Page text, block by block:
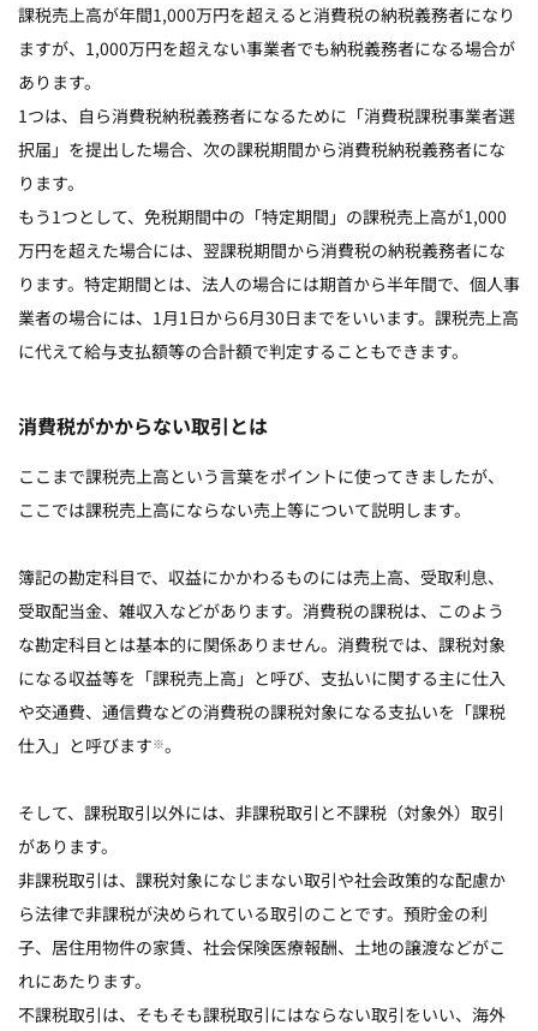
課税売上高が年間1,000万円を超えると消費税の納税義務者になり
ますが、1,000万円を超えない事業者でも納税義務者になる場合が
あります。
1つは、自ら消費税納税義務者になるために「消費税課税事業者選
択届」を提出した場合、次の課税期間から消費税納税義務者にな
ります。
もう1つとして、免税期間中の「特定期間」の課税売上高が1,000
万円を超えた場合には、翌課税期間から消費税の納税義務者にな
ります。特定期間とは、法人の場合には期首から半年間で、個人事
業者の場合には、1月1日から6月30日までをいいます。課税売上高
に代えて給与支払額等の合計額で判定することもできます。
消費税がかからない取引とは
ここまで課税売上高という言葉をポイントに使ってきましたが、
ここでは課税売上高にならない売上等について説明します。
簿記の勘定科目で、収益にかかわるものには売上高、受取利息、
受取配当金、雑収入などがあります。消費税の課税は、このよう
な勘定科目とは基本的に関係ありません。消費税では、課税対象
になる収益等を「課税売上高」と呼び、支払いに関する主に仕入
や交通費、通信費などの消費税の課税対象になる支払いを「課税
仕入」と呼びます※。
そして、課税取引以外には、非課税取引と不課税（対象外）取引
があります。
非課税取引は、課税対象になじまない取引や社会政策的な配慮か
ら法律で非課税が決められている取引のことです。預貯金の利
子、居住用物件の家賃、社会保険医療報酬、土地の譲渡などがこ
れにあたります。
不課税取引は、そもそも課税取引にはならない取引をいい、海外